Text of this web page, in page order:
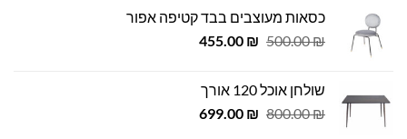
999.00 ₪.
979.00 ₪.
כסאות מעוצבים בבד קטיפה אפור
500.00₪
המחיר
500.00 ₪.
455.00 ₪
המחיר
שולחן אוכל 120 אורך
800.00₪
המחיר
699.00 ₪
המחיר